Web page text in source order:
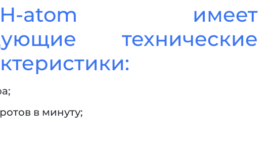
RH-atom имеет
технические
в минуту;